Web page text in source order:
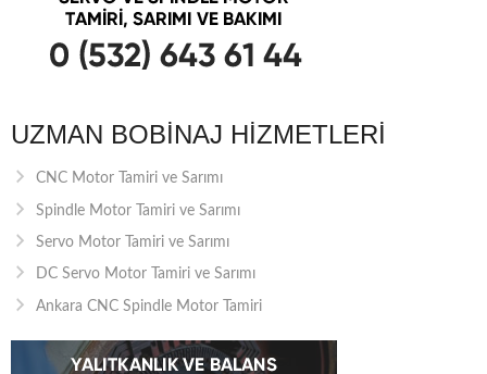
UZMAN BOBINAJ HIZMETLERI
CNC Motor Tamiri ve Sarımı
Spindle Motor Tamiri ve Sarımı
Servo Motor Tamiri ve Sarımı
DC Servo Motor Tamiri ve Sarımı
Ankara CNC Spindle Motor Tamiri